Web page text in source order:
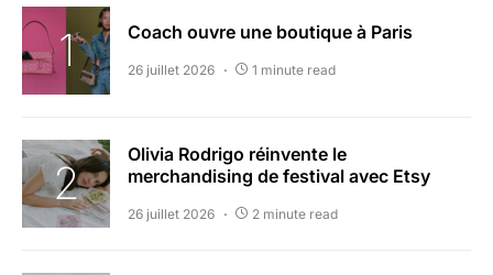
Coach ouvre une boutique à Paris
26 juillet 2026 1 minute read
Olivia Rodrigo réinvente le
merchandising de festival avec Etsy
26 juillet 2026 2 minute read